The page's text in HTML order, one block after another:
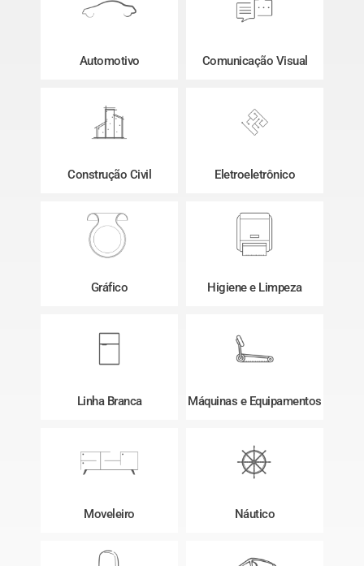
Automotivo Comunicação Visual
Construção Civil Eletroeletrônico
Gráfico Higiene e Limpeza
Linha Branca Máquinas e Equipamentos
Moveleiro Náutico